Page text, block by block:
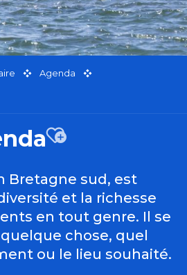
Agenda
Ajouter aux
Bretagne sud, est
et la richesse
en tout genre. Il se
chose, quel
ou le lieu souhaité.